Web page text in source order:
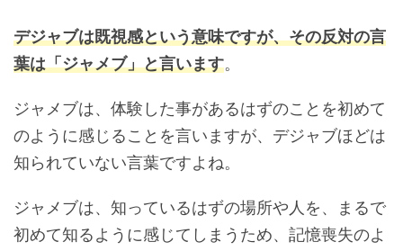
デジャブは既視感という意味ですが、その反対の言
葉は「ジャメブ」と言います。
ジャメブは、体験した事があるはずのことを初めて
のように感じることを言いますが、デジャブほどは
知られていない言葉ですよね。
ジャメブは、知っているはずの場所や人を、まるで
初めて知るように感じてしまうため、記憶喪失のよ